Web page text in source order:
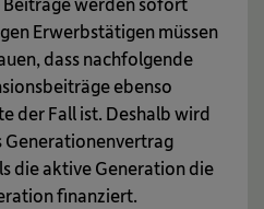
Erwerbstätigen müssen
dass nachfolgende
ebenso
der Fall ist. Deshalb wird
Generationenvertrag
die aktive Generation die
finanziert.